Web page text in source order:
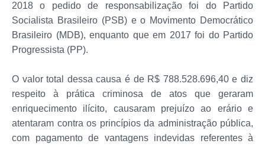
2018 o pedido de responsabilização foi do Partido
Socialista Brasileiro (PSB) e o Movimento Democrático
Brasileiro (MDB), enquanto que em 2017 foi do Partido
Progressista (PP).
O valor total dessa causa é de R$ 788.528.696,40 e diz
respeito à prática criminosa de atos que geraram
enriquecimento ilícito, causaram prejuízo ao erário e
atentaram contra os princípios da administração pública,
com pagamento de vantagens indevidas referentes à